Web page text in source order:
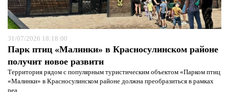
31/07/2026 18:18:00
Парк птиц «Малинки» в Красносулинском районе
получит новое развити
Территория рядом с популярным туристическим объектом «Парком птиц
«Малинки» в Красносулинском районе должна преобразиться в рамках
реа...